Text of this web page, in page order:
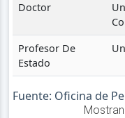
Doctor
Profesor De
Estado
Fuente: Oficina de